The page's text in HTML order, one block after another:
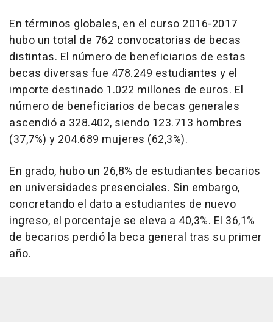
En términos globales, en el curso 2016-2017
hubo un total de 762 convocatorias de becas
distintas. El número de beneficiarios de estas
becas diversas fue 478.249 estudiantes y el
importe destinado 1.022 millones de euros. El
número de beneficiarios de becas generales
ascendió a 328.402, siendo 123.713 hombres
(37,7%) y 204.689 mujeres (62,3%).
En grado, hubo un 26,8% de estudiantes becarios
en universidades presenciales. Sin embargo,
concretando el dato a estudiantes de nuevo
ingreso, el porcentaje se eleva a 40,3%. El 36,1%
de becarios perdió la beca general tras su primer
año.